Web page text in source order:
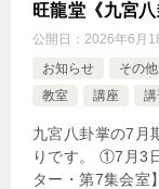
旺龍堂《九宮
公開日： 2026年6月
お知らせ
その他
教室
講座
九宮八卦掌の7月
りです。 ①7月3
ター・第7集会